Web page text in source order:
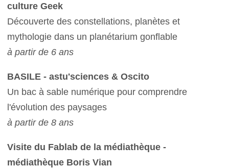
culture Geek
Découverte des constellations, planètes et
mythologie dans un planétarium gonflable
à partir de 6 ans
BASILE - astu'sciences & Oscito
Un bac à sable numérique pour comprendre
l'évolution des paysages
à partir de 8 ans
Visite du Fablab de la médiathèque -
médiathèque Boris Vian